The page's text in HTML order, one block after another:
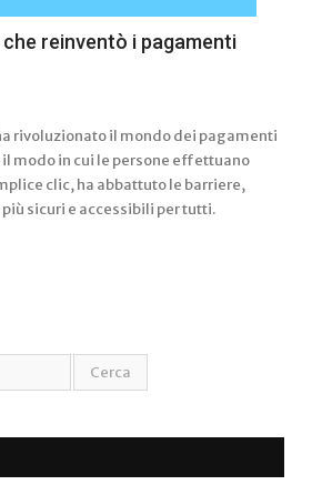
reinventò i pagamenti
rivoluzionato il mondo dei pagamenti
modo in cui le persone effettuano
clic, ha abbattuto le barriere,
sicuri e accessibili per tutti.